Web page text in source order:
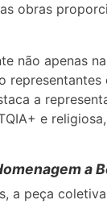
obras
não apenas
a
e
a
a peça coletiva